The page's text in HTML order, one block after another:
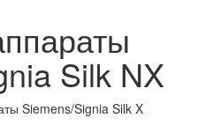
Silk NX